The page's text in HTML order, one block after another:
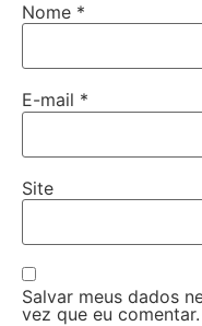
Nome *
E-mail *
Site
Salvar meus dados
vez que eu comentar.